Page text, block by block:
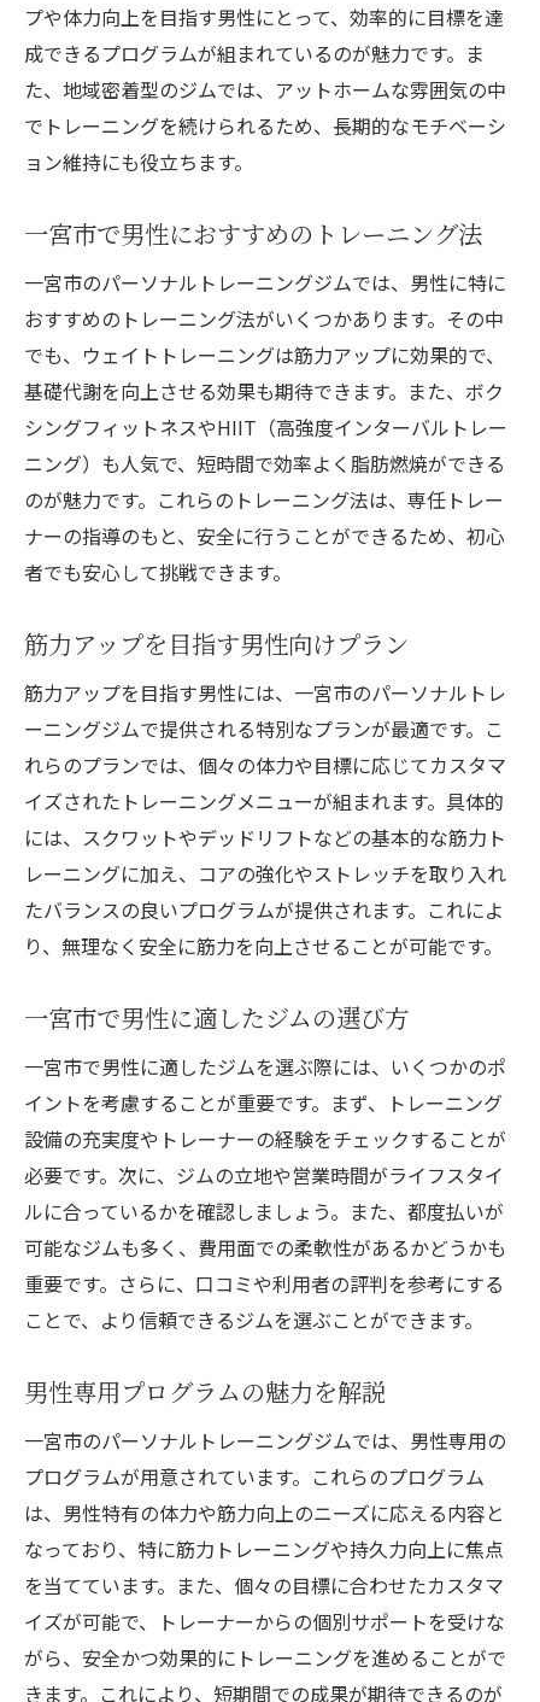
プや体力向上を目指す男性にとって、効率的に目標を達
成できるプログラムが組まれているのが魅力です。ま
た、地域密着型のジムでは、アットホームな雰囲気の中
でトレーニングを続けられるため、長期的なモチベーシ
ョン維持にも役立ちます。
一宮市で男性におすすめのトレーニング法
一宮市のパーソナルトレーニングジムでは、男性に特に
おすすめのトレーニング法がいくつかあります。その中
でも、ウェイトトレーニングは筋力アップに効果的で、
基礎代謝を向上させる効果も期待できます。また、ボク
シングフィットネスやHIIT（高強度インターバルトレー
ニング）も人気で、短時間で効率よく脂肪燃焼ができる
のが魅力です。これらのトレーニング法は、専任トレー
ナーの指導のもと、安全に行うことができるため、初心
者でも安心して挑戦できます。
筋力アップを目指す男性向けプラン
筋力アップを目指す男性には、一宮市のパーソナルトレ
ーニングジムで提供される特別なプランが最適です。こ
れらのプランでは、個々の体力や目標に応じてカスタマ
イズされたトレーニングメニューが組まれます。具体的
には、スクワットやデッドリフトなどの基本的な筋力ト
レーニングに加え、コアの強化やストレッチを取り入れ
たバランスの良いプログラムが提供されます。これによ
り、無理なく安全に筋力を向上させることが可能です。
一宮市で男性に適したジムの選び方
一宮市で男性に適したジムを選ぶ際には、いくつかのポ
イントを考慮することが重要です。まず、トレーニング
設備の充実度やトレーナーの経験をチェックすることが
必要です。次に、ジムの立地や営業時間がライフスタイ
ルに合っているかを確認しましょう。また、都度払いが
可能なジムも多く、費用面での柔軟性があるかどうかも
重要です。さらに、口コミや利用者の評判を参考にする
ことで、より信頼できるジムを選ぶことができます。
男性専用プログラムの魅力を解説
一宮市のパーソナルトレーニングジムでは、男性専用の
プログラムが用意されています。これらのプログラム
は、男性特有の体力や筋力向上のニーズに応える内容と
なっており、特に筋力トレーニングや持久力向上に焦点
を当てています。また、個々の目標に合わせたカスタマ
イズが可能で、トレーナーからの個別サポートを受けな
がら、安全かつ効果的にトレーニングを進めることがで
きます。これにより、短期間での成果が期待できるのが